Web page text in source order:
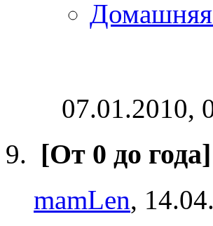
Домашняя
07.01.2010,
[От 0 до года]
mamLen,